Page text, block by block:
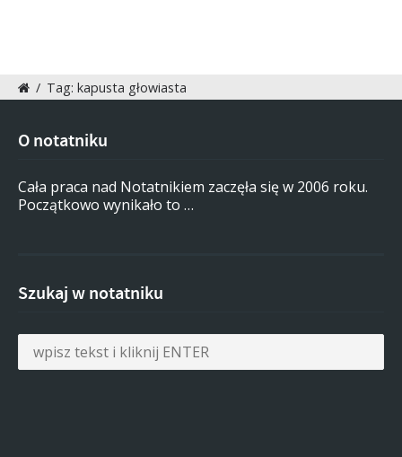
/ Tag: kapusta głowiasta
O notatniku
Cała praca nad Notatnikiem zaczęła się w 2006 roku.
Początkowo wynikało to …
Szukaj w notatniku